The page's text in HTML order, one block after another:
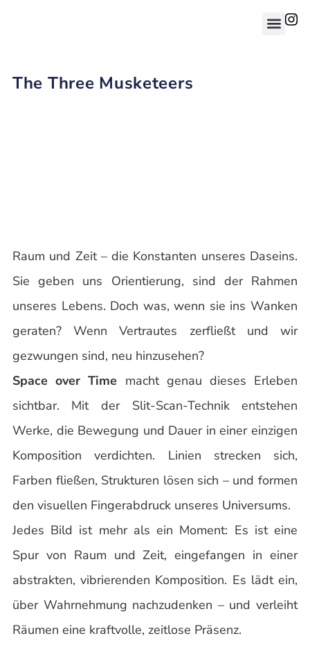
The Three Musketeers
Raum und Zeit – die Konstanten unseres Daseins.
Sie geben uns Orientierung, sind der Rahmen
unseres Lebens. Doch was, wenn sie ins Wanken
geraten? Wenn Vertrautes zerfließt und wir
gezwungen sind, neu hinzusehen?
Space over Time macht genau dieses Erleben
sichtbar. Mit der Slit-Scan-Technik entstehen
Werke, die Bewegung und Dauer in einer einzigen
Komposition verdichten. Linien strecken sich,
Farben fließen, Strukturen lösen sich – und formen
den visuellen Fingerabdruck unseres Universums.
Jedes Bild ist mehr als ein Moment: Es ist eine
Spur von Raum und Zeit, eingefangen in einer
abstrakten, vibrierenden Komposition. Es lädt ein,
über Wahrnehmung nachzudenken – und verleiht
Räumen eine kraftvolle, zeitlose Präsenz.